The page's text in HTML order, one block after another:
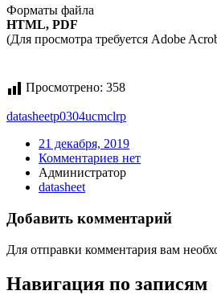
Форматы файла
HTML, PDF
(Для просмотра требуется Adobe
Просмотрено: 358
datasheetp0304ucmclrp
21 декабря, 2019
Комментариев нет
Администратор
datasheet
Добавить комментарий
Для отправки комментария вам
Навигация по записям